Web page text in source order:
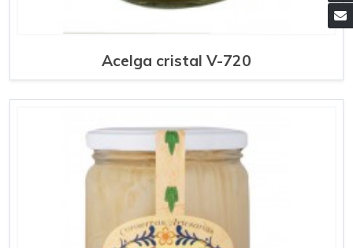
Acelga cristal V-720